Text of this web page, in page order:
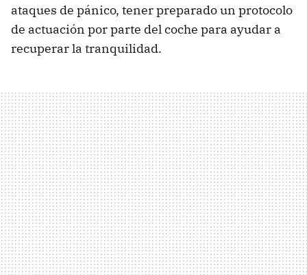
ataques de pánico, tener preparado un protocolo
de actuación por parte del coche para ayudar a
recuperar la tranquilidad.